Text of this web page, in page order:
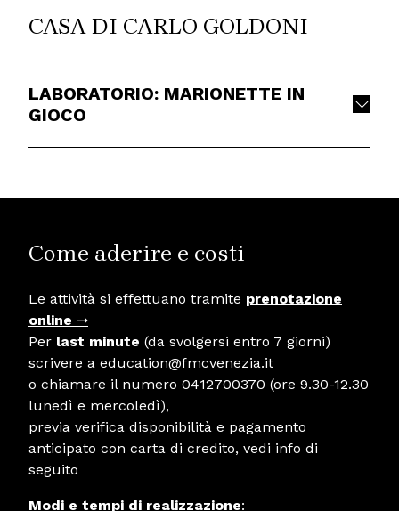
CASA DI CARLO GOLDONI
LABORATORIO: MARIONETTE IN
GIOCO
Come aderire e costi
Le attività si effettuano tramite prenotazione
online ➝
Per last minute (da svolgersi entro 7 giorni)
scrivere a education@fmcvenezia.it
o chiamare il numero 0412700370 (ore 9.30-12.30
lunedì e mercoledì),
previa verifica disponibilità e pagamento
anticipato con carta di credito, vedi info di
seguito
Modi e tempi di realizzazione: